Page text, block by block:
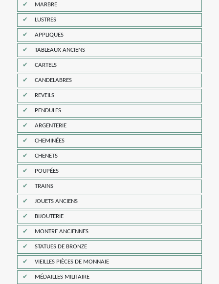
MARBRE
LUSTRES
APPLIQUES
TABLEAUX ANCIENS
CARTELS
CANDELABRES
REVEILS
PENDULES
ARGENTERIE
CHEMINÉES
CHENETS
POUPÉES
TRAINS
JOUETS ANCIENS
BIJOUTERIE
MONTRE ANCIENNES
STATUES DE BRONZE
VIEILLES PIÈCES DE MONNAIE
MÉDAILLES MILITAIRE